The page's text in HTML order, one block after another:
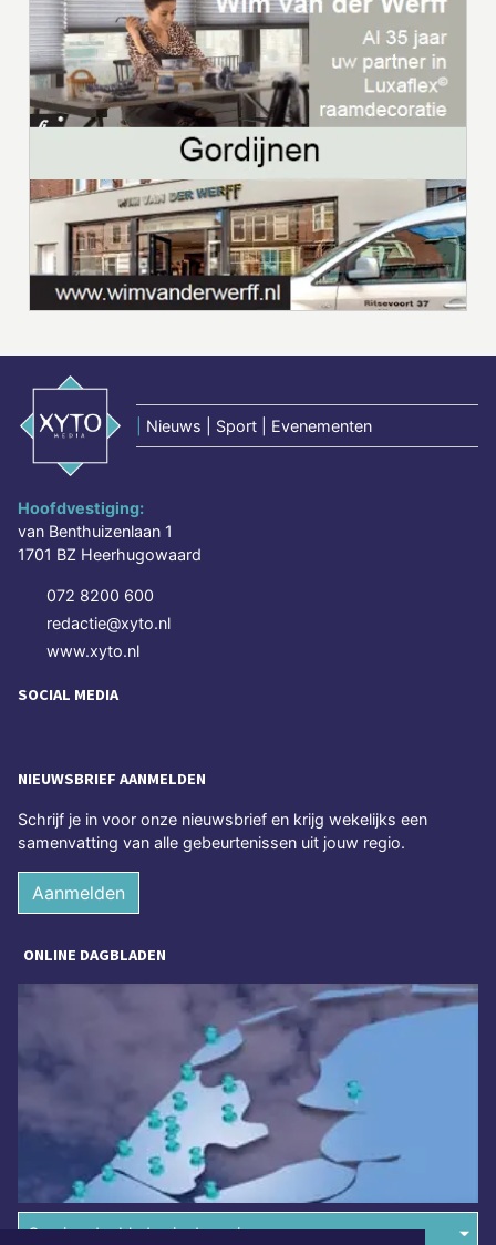
Nieuws | Sport | Evenementen
Hoofdvestiging:
van Benthuizenlaan 1
1701 BZ Heerhugowaard
072 8200 600
redactie@xyto.nl
www.xyto.nl
SOCIAL MEDIA
NIEUWSBRIEF AANMELDEN
Schrijf je in voor onze nieuwsbrief en krijg wekelijks een
samenvatting van alle gebeurtenissen uit jouw regio.
Aanmelden
ONLINE DAGBLADEN
Overige dagbladen in de regio